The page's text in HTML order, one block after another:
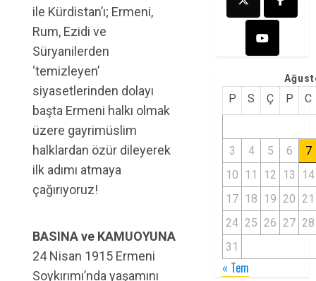
ile Kürdistan’ı; Ermeni,
Rum, Ezidi ve
Süryanilerden
‘temizleyen’
siyasetlerinden dolayı
başta Ermeni halkı olmak
üzere gayrimüslim
halklardan özür dileyerek
ilk adımı atmaya
çağırıyoruz!
BASINA ve KAMUOYUNA
24 Nisan 1915 Ermeni
Soykırımı’nda yaşamını
P S Ç P C
3 4 5 6
7
10 11 12 13
14
17 18 19 20 21
24 25 26 27 28
31
« Tem